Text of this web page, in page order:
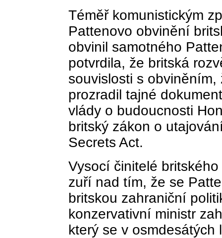
Téměř komunistickým
Pattenovo obvinění
obvinil samotného
potvrdila, že britská
souvislosti s
prozradil tajné
vlády o budoucnosti
britský zákon o
Secrets Act.
Vysocí činitelé
zuří nad tím, že se
britskou zahraniční
konzervativní ministr
který se v